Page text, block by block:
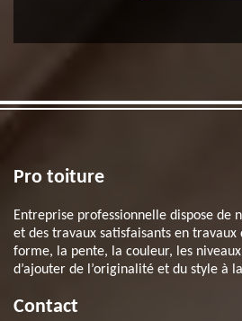
Pro toiture
Entreprise professionnelle dispose de
et des travaux satisfaisants en
forme, la pente, la couleur, les
d’ajouter de l’originalité et du style à
Contact